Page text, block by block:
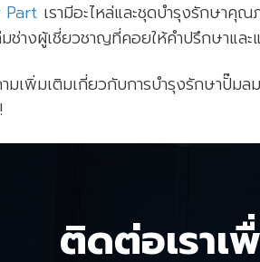
Partเรามีอะไหล่และชุดบำรุงรักษาคุ
างผู้เชี่ยวชาญที่คอยให้คำปรึกษาและ
เพิ่มเติมเกี่ยวกับการบำรุงรักษาปั๊ม
ติดต่อเรา